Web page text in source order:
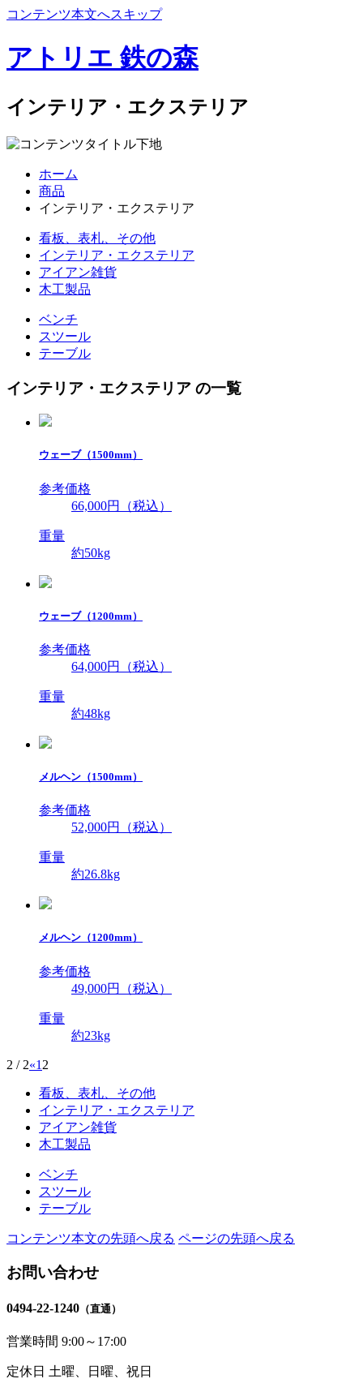
コンテンツ本文へスキップ
アトリエ 鉄の森
インテリア・エクステリア
ホーム
商品
インテリア・エクステリア
看板、表札、その他
インテリア・エクステリア
アイアン雑貨
木工製品
ベンチ
スツール
テーブル
インテリア・エクステリア の一覧
ウェーブ（1500mm）
参考価格
66,000円（税込）
重量
約50kg
ウェーブ（1200mm）
参考価格
64,000円（税込）
重量
約48kg
メルヘン（1500mm）
参考価格
52,000円（税込）
重量
約26.8kg
メルヘン（1200mm）
参考価格
49,000円（税込）
重量
約23kg
2 / 2«1 2
看板、表札、その他
インテリア・エクステリア
アイアン雑貨
木工製品
ベンチ
スツール
テーブル
コンテンツ本文の先頭へ戻る ページの先頭へ戻る
お問い合わせ
0494-22-1240 （直通）
営業時間 9:00～17:00
定休日 土曜、日曜、祝日